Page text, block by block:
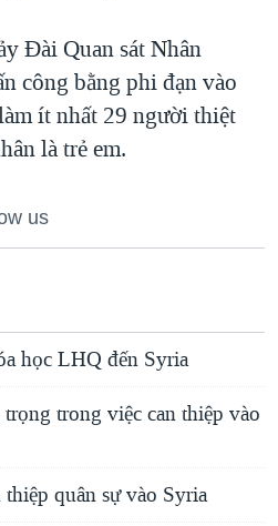
Đài Quan sát Nhân
công bằng phi đạn vào
ít nhất 29 người thiệt
là trẻ em.
us
học LHQ đến Syria
trong việc can thiệp vào
quân sự vào Syria